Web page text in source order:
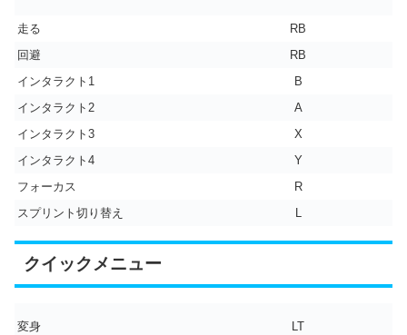
走る
RB
回避
RB
インタラクト1
B
インタラクト2
A
インタラクト3
X
インタラクト4
Y
フォーカス
R
スプリント切り替え
クイックメニュー
変身 LT